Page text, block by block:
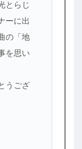
とらじ
ーに出
の「地
を思い
うござ